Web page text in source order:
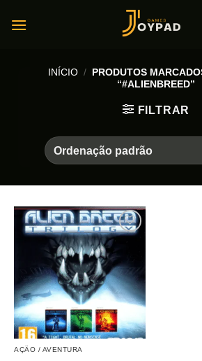
INÍCIO / PRODUTOS
“#ALIENBREED”
FILTRAR
AÇÃO / AVENTURA